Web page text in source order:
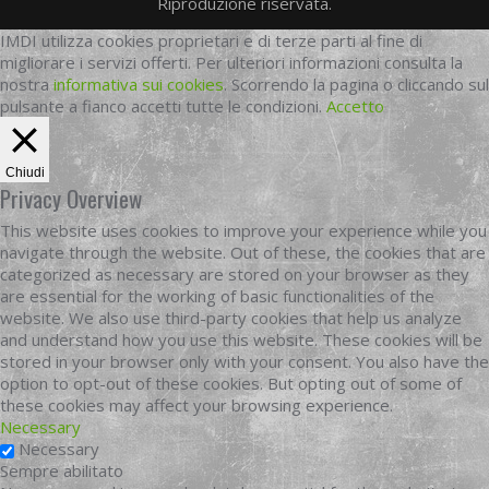
IMDI utilizza cookies proprietari e di terze parti al fine di
migliorare i servizi offerti. Per ulteriori informazioni consulta la
nostrainformativa sui cookies. Scorrendo la pagina o cliccando sul
pulsante a fianco accetti tutte le condizioni. Accetto
Chiudi
Privacy Overview
This website uses cookies to improve your experience while you
navigate through the website. Out of these, the cookies that are
categorized as necessary are stored on your browser as they
are essential for the working of basic functionalities of the
website. We also use third-party cookies that help us analyze
and understand how you use this website. These cookies will be
stored in your browser only with your consent. You also have the
option to opt-out of these cookies. But opting out of some of
these cookies may affect your browsing experience.
Necessary
Necessary
Sempre abilitato